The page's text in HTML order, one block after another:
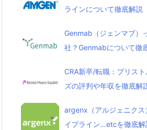
ラインについて徹底解説
Genmab（ジェンマブ）
社？Genmabについて徹
CRA新卒/転職：ブリス
ズの評判や年収を徹底解
argenx（アルジェニクス
イプライン…etcを徹底解